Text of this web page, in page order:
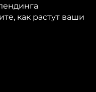
как растут ваши